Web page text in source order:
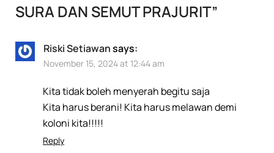
SURA DAN SEMUT PRAJURIT”
Riski Setiawansays:
November 15, 2024 at 12:44 am
Kita tidak boleh menyerah begitu saja
Kita harus berani! Kita harus melawan demi
koloni kita!!!!!
Reply